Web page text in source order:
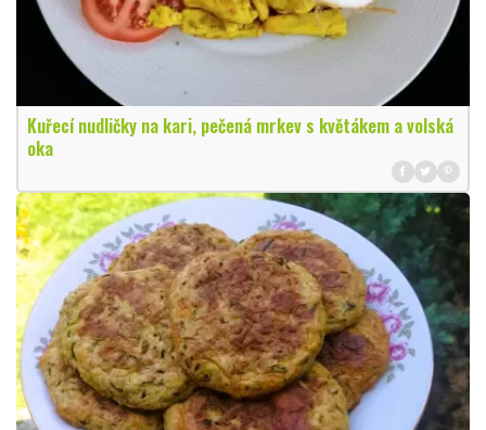
Kuřecí nudličky na kari, pečená mrkev s květákem a volská
oka